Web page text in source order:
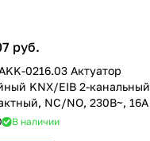
руб.
0216.03 Актуатор
KNX/EIB 2-канальный
NC/NO, 230В~, 16A
В наличии